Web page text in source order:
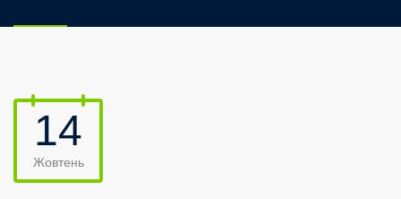
14
Жовтень